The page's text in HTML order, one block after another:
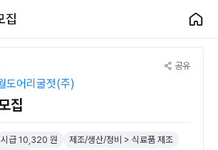
집
공유
도어리굴젓(주)
집
시급 10,320 원
제조/생산/정비 > 식료품 제조